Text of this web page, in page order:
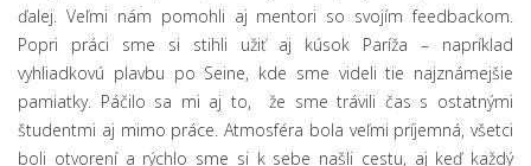
ďalej. Veľmi nám pomohli aj mentori so svojím feedbackom.
Popri práci sme si stihli užiť aj kúsok Paríža – napríklad
vyhliadkovú plavbu po Seine, kde sme videli tie najznámejšie
pamiatky. Páčilo sa mi aj to, že sme trávili čas s ostatnými
študentmi aj mimo práce. Atmosféra bola veľmi príjemná, všetci
boli otvorení a rýchlo sme si k sebe našli cestu, aj keď každý